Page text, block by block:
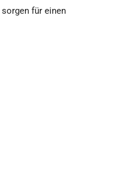
für einen